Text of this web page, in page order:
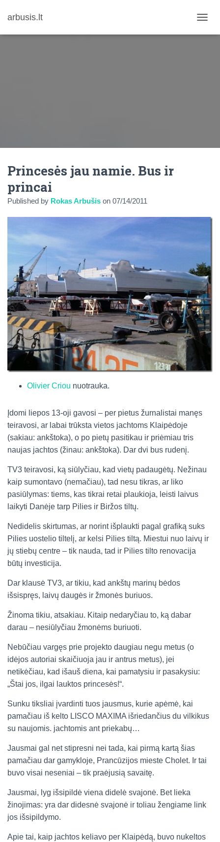
arbusis.lt
O
I
Princesės jau namie. Bus ir
princai
Published by Rokas Arbušis on 07/14/2011
Olivier Criou nuotrauka.
Įdomi liepos 13-oji gavosi – per pietus žurnalistai manęs
teiravosi, ar labai trūksta vietos jachtoms Klaipėdoje
(sakiau: ankštoka), o po pietų pasitikau ir priėmiau tris
naujas jachtos (žinau: ankštoka). Dar dvi bus rudenį.
TV3 teiravosi, ką siūlyčiau, kad vietų padaugėtų. Nežinau
kaip sumontavo (nemačiau), tad nesu tikras, ar liko
pasiūlymas: tiems, kas tikrai retai plaukioja, leisti laivus
laikyti Danėje tarp Pilies ir Biržos tiltų.
Nedidelis skirtumas, ar norint išplaukti pagal grafiką suks
Pilies uostelio tiltelį, ar kelsi Pilies tiltą. Miestui nuo laivų ir
jų stiebų centre – tik nauda, tad ir Pilies tilto renovacija
būtų investicija.
Dar klausė TV3, ar tikiu, kad ankštų marinų bėdos
išsispręs, laivų daugės ir žmonės buriuos.
Žinoma tikiu, atsakiau. Kitaip nedaryčiau to, ką dabar
darau – nesiūlyčiau žmonėms buriuoti.
Nebūčiau vargęs prie projekto daugiau negu metus (o
idėjos autoriai skaičiuoja jau ir antrus metus), jei
netikėčiau, kad išauš diena, kai pamatysiu ir pasakysiu:
„Štai jos, ilgai lauktos princesės!“.
Sunku tiksliai įvardinti tuos jausmus, kurie apėmė, kai
pamačiau iš kelto LISCO MAXIMA išriedančius du vilkikus
su naujomis. jachtomis ant priekabų…
Jausmai gal net stipresni nei tada, kai pirmą kartą šias
pamačiau dar gamykloje, Prancūzijos mieste Cholet. Ir tai
buvo visai neseniai – tik praėjusią savaitę.
Jausmai, lyg išsipildė viena didelė svajonė. Bet lieka
žinojimas: yra dar didesnė svajonė ir toliau žengiame link
jos išsipildymo.
Apie tai, kaip jachtos keliavo per Klaipėdą, buvo nukeltos